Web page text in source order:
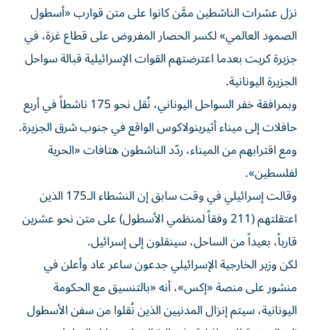
نزل عشرات الناشطين ممَّن كانوا على متن قوارب «أسطول
الصمود العالمي» لكسر الحصار المفروض على قطاع غزة، في
جزيرة كريت بعدما اعترضتهم القوات الإسرائيلية قبالة سواحل
الجزيرة اليونانية.
وبمرافقة خفر السواحل اليوناني، نُقل نحو 175 ناشطاً في أربع
حافلات إلى ميناء أثيرينولاكوس الواقع في جنوب شرق الجزيرة.
ومع اقترابهم من الميناء، ردّد الناشطون هتافات «الحرية
لفلسطين».
وقالت إسرائيلي في وقت سابق إن النشطاء الـ175 الذين
اعتقلتهم (211 وفقاً لمنظمي الأسطول) على متن نحو عشرين
قارباً، بعيداً من الساحل، سينقلون إلى إسرائيل.
لكن وزير الخارجية الإسرائيلي جدعون ساعر عاد وأعلن في
منشور على منصة «إكس»، أنه «بالتنسيق مع الحكومة
اليونانية، سيتم إنزال المدنيين الذين نُقلوا من سفن الأسطول